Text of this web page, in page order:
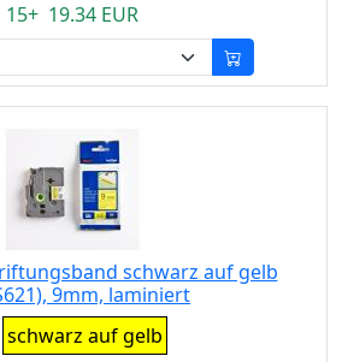
15+ 19.34 EUR
schwarz auf gelb
9mm, laminiert
schwarz auf gelb